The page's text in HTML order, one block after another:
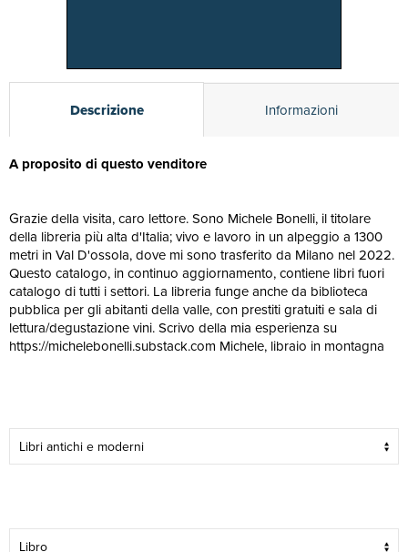
Descrizione Informazioni
A proposito di questo venditore
Grazie della visita, caro lettore. Sono Michele Bonelli, il titolare
della libreria più alta d'Italia; vivo e lavoro in un alpeggio a 1300
metri in Val D'ossola, dove mi sono trasferito da Milano nel 2022.
Questo catalogo, in continuo aggiornamento, contiene libri fuori
catalogo di tutti i settori. La libreria funge anche da biblioteca
pubblica per gli abitanti della valle, con prestiti gratuiti e sala di
lettura/degustazione vini. Scrivo della mia esperienza su
https://michelebonelli.substack.com Michele, libraio in montagna